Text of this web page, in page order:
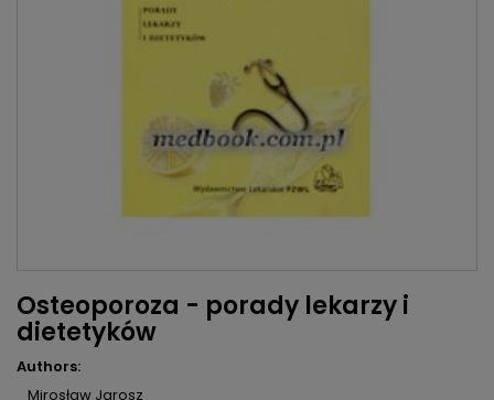
Osteoporoza - porady lekarzy i
dietetyków
Authors:
Mirosław Jarosz